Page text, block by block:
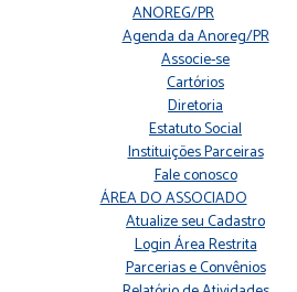
ANOREG/PR
Agenda da Anoreg/PR
Associe-se
Cartórios
Diretoria
Estatuto Social
Instituições Parceiras
Fale conosco
ÁREA DO ASSOCIADO
Atualize seu Cadastro
Login Área Restrita
Parcerias e Convênios